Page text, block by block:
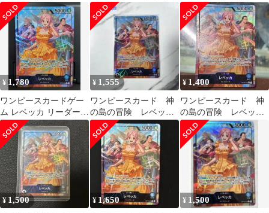
レル OP15-039 神の島
の冒険
ダーパラレル
ッカ リーダーパラレル
¥ 1,780
ワンピースカードゲー
ム レベッカ リーダーパ
ラレル OP15-039
¥ 1,555
ワンピースカード 神
の島の冒険 レベッ
カ 【リーダーパラレ
ル☆】
¥ 1,400
ワンピースカード 神
の島の冒険 レベッ
カ リーダーパラレル
リーパラ
¥ 1,500 ¥ 1,650 ¥ 1,500